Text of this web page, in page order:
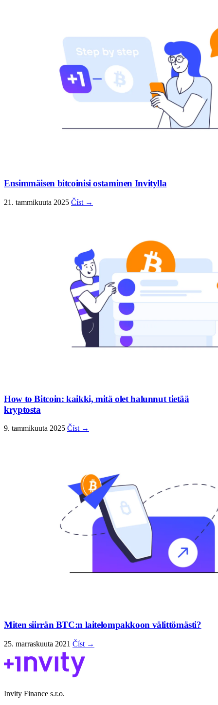
Ensimmäisen bitcoinisi ostaminen Invitylla
21. tammikuuta 2025 Číst →
How to Bitcoin: kaikki, mitä olet halunnut tietää
kryptosta
9. tammikuuta 2025 Číst →
Miten siirrän BTC:n laitelompakkoon välittömästi?
25. marraskuuta 2021 Číst →
Invity Finance s.r.o.